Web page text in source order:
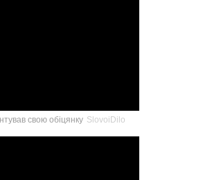
свою обіцянку SlovoiDilo